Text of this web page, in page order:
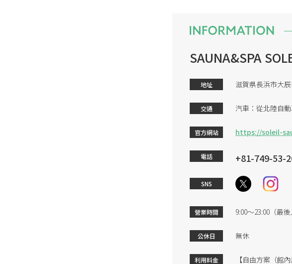
SAUNA&SPA
地址 滋賀県長浜市大
交通 汽車：從北陸自
官方網站 https://soleil-
電話 +81-749-53-
SNS
營業時間 9:00～23:00（最後
公休日 無休
利用料金
【自由方案（館